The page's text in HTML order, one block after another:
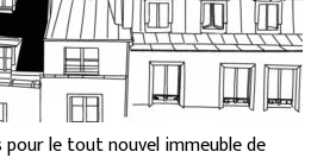
pour le tout nouvel immeuble de